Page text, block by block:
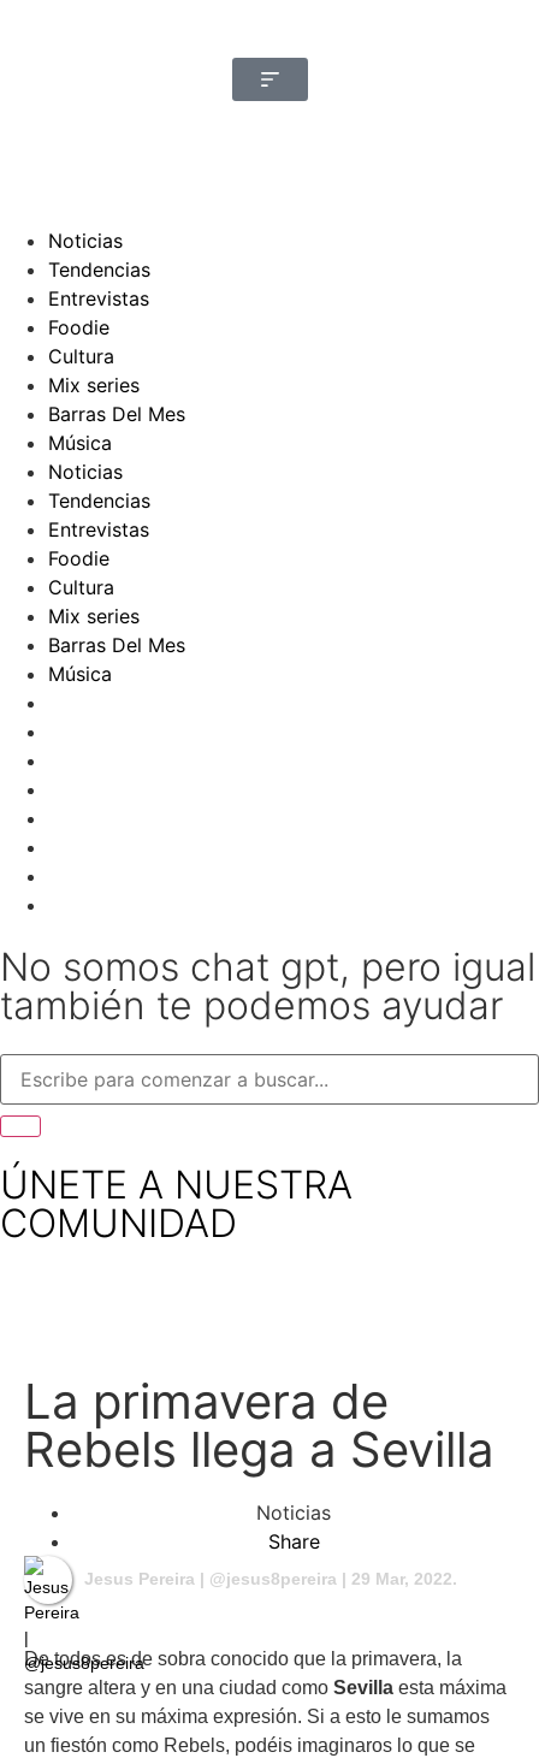
Noticias
Tendencias
Entrevistas
Foodie
Cultura
Mix series
Barras Del Mes
Música
Noticias
Tendencias
Entrevistas
Foodie
Cultura
Mix series
Barras Del Mes
Música
No somos chat gpt, pero igual
también te podemos ayudar
ÚNETE A NUESTRA
COMUNIDAD
La primavera de
Rebels llega a Sevilla
Noticias
Share
Jesus Pereira | @jesus8pereira | 29 Mar, 2022.
De todos es de sobra conocido que la primavera, la
sangre altera y en una ciudad como Sevilla esta máxima
se vive en su máxima expresión. Si a esto le sumamos
un fiestón como Rebels, podéis imaginaros lo que se